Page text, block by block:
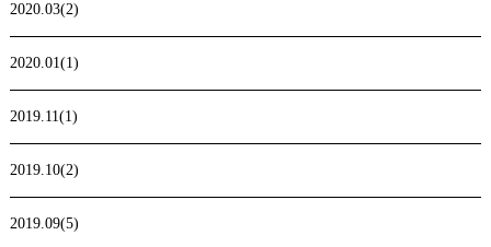
2020.03(2)
2020.01(1)
2019.11(1)
2019.10(2)
2019.09(5)